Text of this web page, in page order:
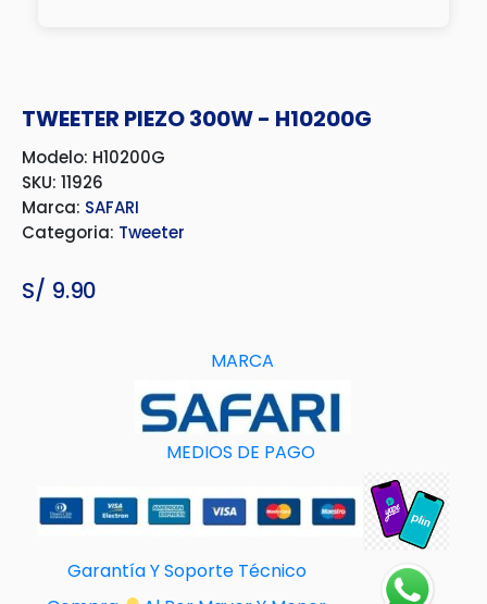
TWEETER PIEZO 300W - H10200G
Modelo: H10200G
SKU: 11926
Marca: SAFARI
Categoria: Tweeter
S/ 9.90
MARCA
MEDIOS DE PAGO
Garantía Y Soporte Técnico